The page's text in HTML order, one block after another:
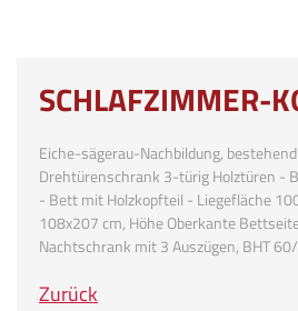
SCHLAFZIMMER-
Eiche-sägerau-Nachbildung,
Drehtürenschrank 3-türig Holztüren -
- Bett mit Holzkopfteil - Liegefläche
108x207 cm, Höhe Oberkante
Nachtschrank mit 3 Auszügen, BHT
Zurück